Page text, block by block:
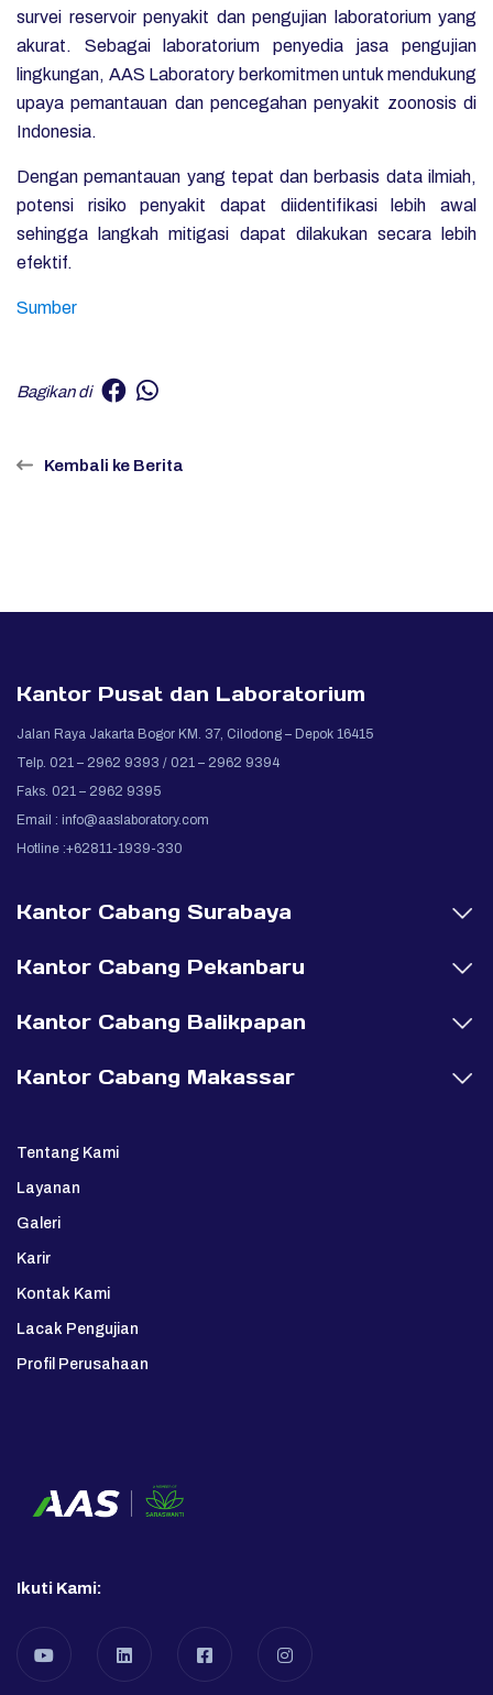
survei reservoir penyakit dan pengujian laboratorium yang
akurat. Sebagai laboratorium penyedia jasa pengujian
lingkungan, AAS Laboratory berkomitmen untuk mendukung
upaya pemantauan dan pencegahan penyakit zoonosis di
Indonesia.
Dengan pemantauan yang tepat dan berbasis data ilmiah,
potensi risiko penyakit dapat diidentifikasi lebih awal
sehingga langkah mitigasi dapat dilakukan secara lebih
efektif.
Sumber
Bagikan di
Kembali ke Berita
Kantor Pusat dan Laboratorium
Jalan Raya Jakarta Bogor KM. 37, Cilodong – Depok 16415
Telp. 021 – 2962 9393 / 021 – 2962 9394
Faks. 021 – 2962 9395
Email : info@aaslaboratory.com
Hotline :+62811-1939-330
Kantor Cabang Surabaya
Kantor Cabang Pekanbaru
Kantor Cabang Balikpapan
Kantor Cabang Makassar
Tentang Kami
Layanan
Galeri
Karir
Kontak Kami
Lacak Pengujian
Profil Perusahaan
Ikuti Kami: